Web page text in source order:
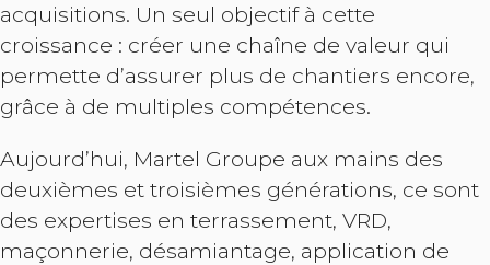
acquisitions. Un seul objectif à cette
croissance : créer une chaîne de valeur qui
permette d’assurer plus de chantiers encore,
grâce à de multiples compétences.
Aujourd’hui, Martel Groupe aux mains des
deuxièmes et troisièmes générations, ce sont
des expertises en terrassement, VRD,
maçonnerie, désamiantage, application de